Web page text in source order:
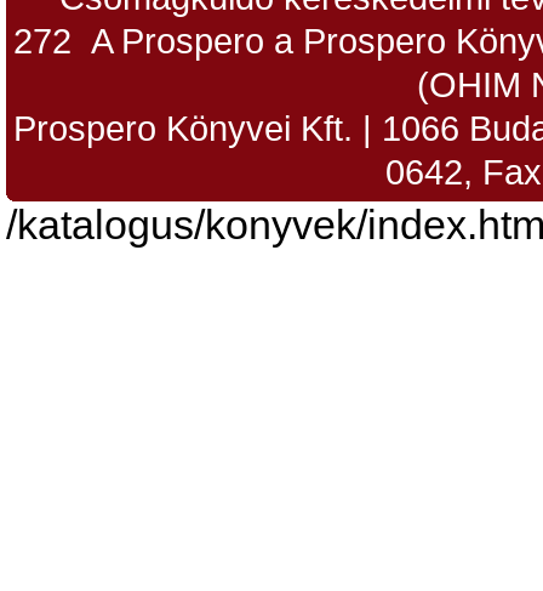
272 A Prospero a Prospero
(OHIM
Prospero Könyvei Kft. | 1066
0642,
/katalogus/konyvek/